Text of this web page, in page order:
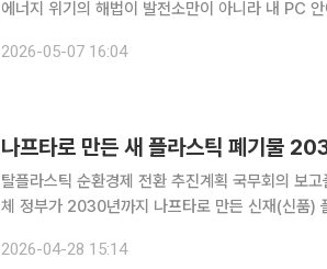
에너지 위기의 해법이 발전소만이 아니라 내 PC 안에도 있다는 이
한다고 7일 밝혔다. 슬로건은 '비우고(Clean)·끄고
2026-05-07 16:04
나프타로 만든 새 플라스틱 폐기물
탈플라스틱 순환경제 전환 추진계획 국무회의 보
체 정부가 2030년까지 나프타로 만든 신재(신품) 플라스틱 폐기물량을 예상보다 30% 이상 감축
는 구상이다. 다만 강제성이 부족해 실효성에 일부
2026-04-28 15:14